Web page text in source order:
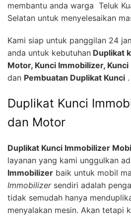
membantu anda warga Teluk
Selatan untuk menyelesaikan
Kami siap untuk panggilan 24
anda untuk kebutuhan Duplikat
Motor, Kunci Immobilizer, Kunci
dan Pembuatan Duplikat Kunci .
Duplikat Kunci
dan Motor
Duplikat Kunci Immobilizer
layanan yang kami unggulkan
Immobilizer baik untuk mobil
Immobilizersendiri adalah
tidak semudah hanya
menyalakan mesin. Akan tetapi